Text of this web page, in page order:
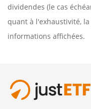
dividendes (le cas
quant à l'exhaustivité,
informations affichées.